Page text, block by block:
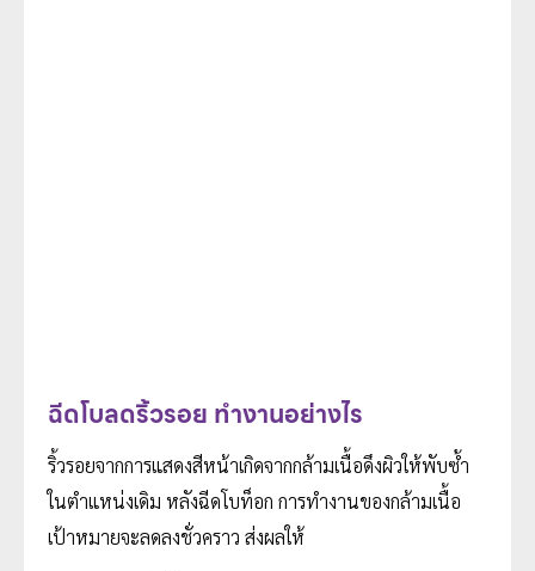
ฉีดโบลดริ้วรอย ทำงานอย่างไร
ริ้วรอยจากการแสดงสีหน้าเกิดจากกล้ามเนื้อดึงผิวให้พับซ้ำ
ในตำแหน่งเดิม หลังฉีดโบท็อก การทำงานของกล้ามเนื้อ
เป้าหมายจะลดลงชั่วคราว ส่งผลให้